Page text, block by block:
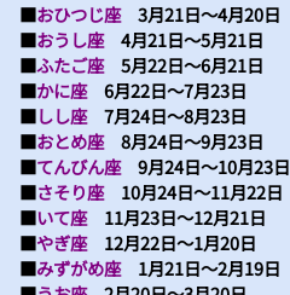
■おひつじ座3月21日～4月20日
■おうし座4月21日～5月21日
■ふたご座5月22日～6月21日
■かに座6月22日～7月23日
■しし座7月24日～8月23日
■おとめ座8月24日～9月23日
■てんびん座9月24日～10月23日
■さそり座10月24日～11月22日
■いて座11月23日～12月21日
■やぎ座12月22日～1月20日
■みずがめ座1月21日～2月19日